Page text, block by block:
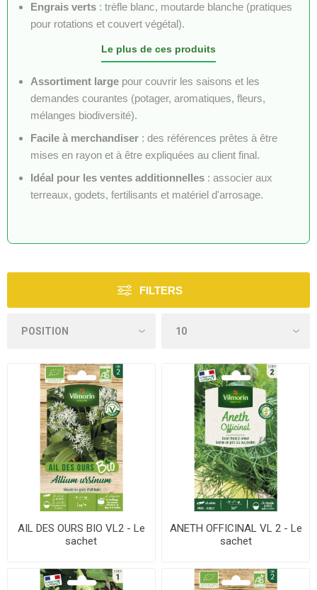
Engrais verts : trèfle blanc, moutarde blanche (pratiques
pour rotations et couvert végétal).
Le plus de ces produits
Assortiment large pour couvrir les saisons et les
demandes courantes (potager, aromatiques, fleurs,
mélanges biodiversité).
Facile à merchandiser : des références prêtes à être
mises en rayon et à être expliquées au client final.
Idéal pour les ventes additionnelles : associer aux
terreaux, godets, fertilisants et matériel d'arrosage.
FILTERS
AIL DES OURS BIO VL2 - Le
sachet
ANETH OFFICINAL VL 2 - Le
sachet